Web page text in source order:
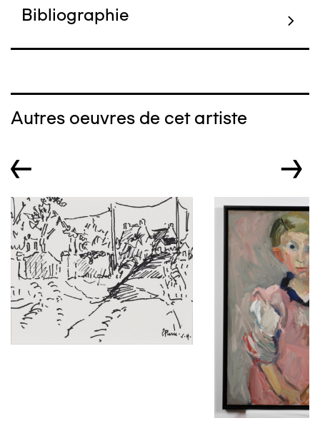
Bibliographie
Autres oeuvres de cet artiste
← →